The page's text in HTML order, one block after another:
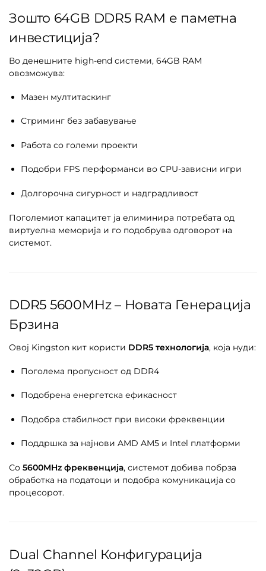
Зошто 64GB DDR5 RAM е паметна
инвестиција?
Во денешните high-end системи, 64GB RAM
овозможува:
Мазен мултитаскинг
Стриминг без забавување
Работа со големи проекти
Подобри FPS перформанси во CPU-зависни игри
Долгорочна сигурност и надградливост
Поголемиот капацитет ја елиминира потребата од
виртуелна меморија и го подобрува одговорот на
системот.
DDR5 5600MHz – Новата Генерација
Брзина
Овој Kingston кит користи DDR5 технологија, која нуди:
Поголема пропусност од DDR4
Подобрена енергетска ефикасност
Подобра стабилност при високи фреквенции
Поддршка за најнови AMD AM5 и Intel платформи
Со 5600MHz фреквенција, системот добива побрза
обработка на податоци и подобра комуникација со
процесорот.
Dual Channel Конфигурација